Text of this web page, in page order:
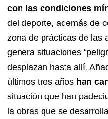
con las condiciones
del deporte, además de
zona de prácticas de las
genera situaciones
desplazan hasta allí.
últimos tres años han
situación que han
la obras que se